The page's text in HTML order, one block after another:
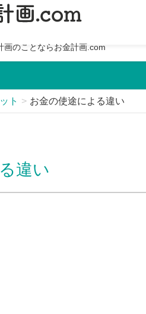
画のことならお金計画.com
ト お金の使途による違い
違い